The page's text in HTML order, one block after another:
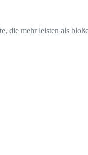
die mehr leisten als